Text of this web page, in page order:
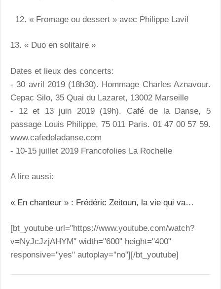
12. « Fromage ou dessert » avec Philippe Lavil
13. « Duo en solitaire »
Dates et lieux des concerts:
- 30 avril 2019 (18h30). Hommage Charles Aznavour.
Cepac Silo, 35 Quai du Lazaret, 13002 Marseille
- 12 et 13 juin 2019 (19h). Café de la Danse, 5
passage Louis Philippe, 75 011 Paris. 01 47 00 57 59.
www.cafedeladanse.com
- 10-15 juillet 2019 Francofolies La Rochelle
A lire aussi:
« En chanteur » : Frédéric Zeitoun, la vie qui va…
[bt_youtube url="https://www.youtube.com/watch?
v=NyJcJzjAHYM" width="600" height="400"
responsive="yes" autoplay="no"][/bt_youtube]